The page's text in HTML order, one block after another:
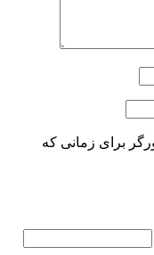
برای زمانی که